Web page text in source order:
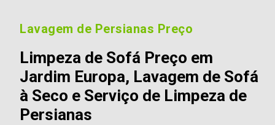
Lavagem de Persianas Preço
Limpeza de Sofá Preço em
Jardim Europa, Lavagem de Sofá
à Seco e Serviço de Limpeza de
Persianas